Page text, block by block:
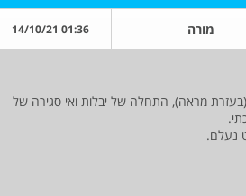
מורה 01:36 14/10/21
מראה), התחלה של יבלות ואי סגירה של
נעלם.